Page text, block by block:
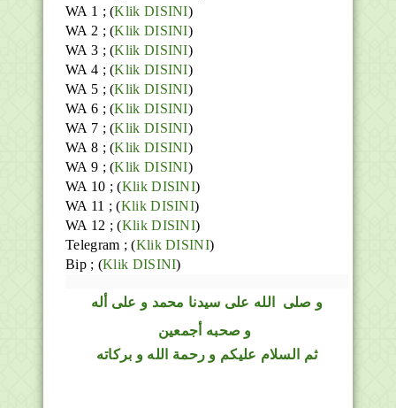
WA 1 ; (Klik DISINI)
WA 2 ; (Klik DISINI)
WA 3 ; (Klik DISINI)
WA 4 ; (Klik DISINI)
WA 5 ; (Klik DISINI)
WA 6 ; (Klik DISINI)
WA 7 ; (Klik DISINI)
WA 8 ; (Klik DISINI)
WA 9 ; (Klik DISINI)
WA 10 ; (Klik DISINI)
WA 11 ; (Klik DISINI)
WA 12 ; (Klik DISINI)
Telegram ;(Klik DISINI)
Bip ; (Klik DISINI)
و صلى الله على سيدنا محمد و على أله
و صحبه أجمعين
ثم السلام عليكم و رحمة الله و بركاته